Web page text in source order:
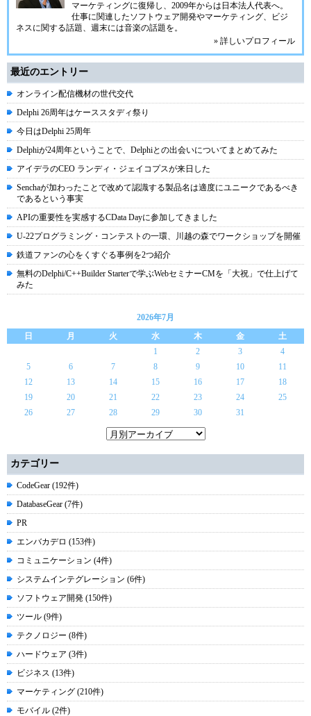
マーケティングに復帰し、2009年からは日本法人代表へ。
仕事に関連したソフトウェア開発やマーケティング、ビジ
ネスに関する話題、週末には音楽の話題を。
» 詳しいプロフィール
最近のエントリー
オンライン配信機材の世代交代
Delphi 26周年はケーススタディ祭り
今日はDelphi 25周年
Delphiが24周年ということで、Delphiとの出会いについてまとめてみた
アイデラのCEO ランディ・ジェイコプスが来日した
Senchaが加わったことで改めて認識する製品名は適度にユニークであるべき
であるという事実
APIの重要性を実感するCData Dayに参加してきました
U-22プログラミング・コンテストの一環、川越の森でワークショップを開催
鉄道ファンの心をくすぐる事例を2つ紹介
無料のDelphi/C++Builder Starterで学ぶWebセミナーCMを「大祝」で仕上げて
みた
2026年7月
日
月 火 水 木 金
土
1
2 3
4
5
6 7 8 9 10
11
12
13 14 15 16 17
18
19
20 21 22 23 24
25
26
27 28 29 30 31
カテゴリー
CodeGear (192件)
DatabaseGear (7件)
PR
エンバカデロ (153件)
コミュニケーション (4件)
システムインテグレーション (6件)
ソフトウェア開発 (150件)
ツール (9件)
テクノロジー (8件)
ハードウェア (3件)
ビジネス (13件)
マーケティング (210件)
モバイル (2件)